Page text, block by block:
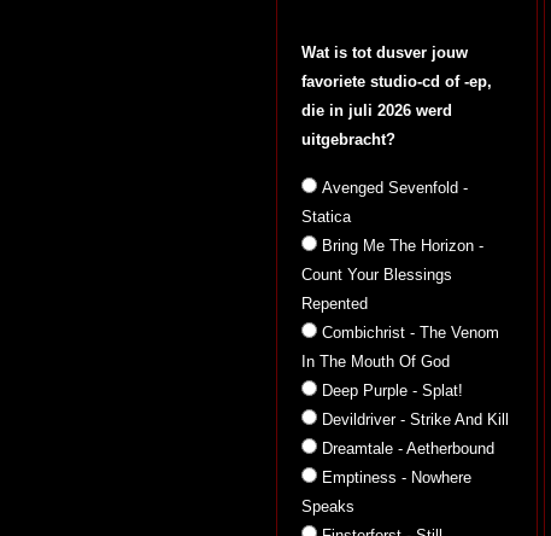
Wat is tot dusver jouw
favoriete studio-cd of -ep,
die in juli 2026 werd
uitgebracht?
Avenged Sevenfold -
Statica
Bring Me The Horizon -
Count Your Blessings
Repented
Combichrist - The Venom
In The Mouth Of God
Deep Purple - Splat!
Devildriver - Strike And Kill
Dreamtale - Aetherbound
Emptiness - Nowhere
Speaks